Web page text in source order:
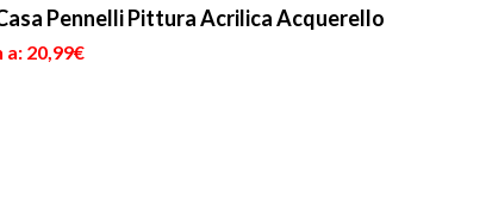
Pennelli Pittura Acrilica Acquerello
20,99€